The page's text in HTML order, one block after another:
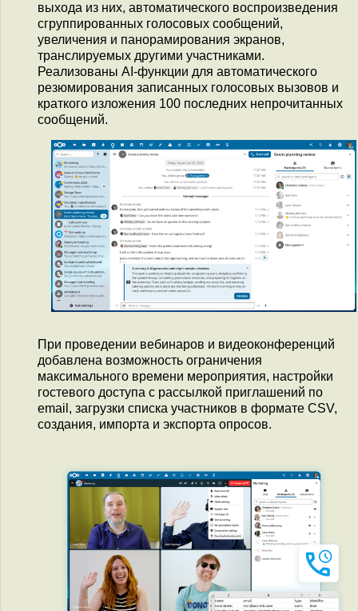
выхода из них, автоматического воспроизведения
сгруппированных голосовых сообщений,
увеличения и панорамирования экранов,
транслируемых другими участниками.
Реализованы AI-функции для автоматического
резюмирования записанных голосовых вызовов и
краткого изложения 100 последних непрочитанных
сообщений.
При проведении вебинаров и видеоконференций
добавлена возможность ограничения
максимального времени мероприятия, настройки
гостевого доступа с рассылкой приглашений по
email, загрузки списка участников в формате CSV,
создания, импорта и экспорта опросов.